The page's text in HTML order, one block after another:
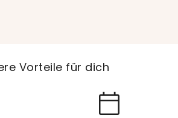
Vorteile für dich